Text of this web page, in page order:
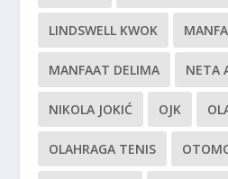
LINDSWELL KWOK
MANFAAT DELIMA NETA
NIKOLA JOKIĆ OJK
OLAHRAGA TENIS